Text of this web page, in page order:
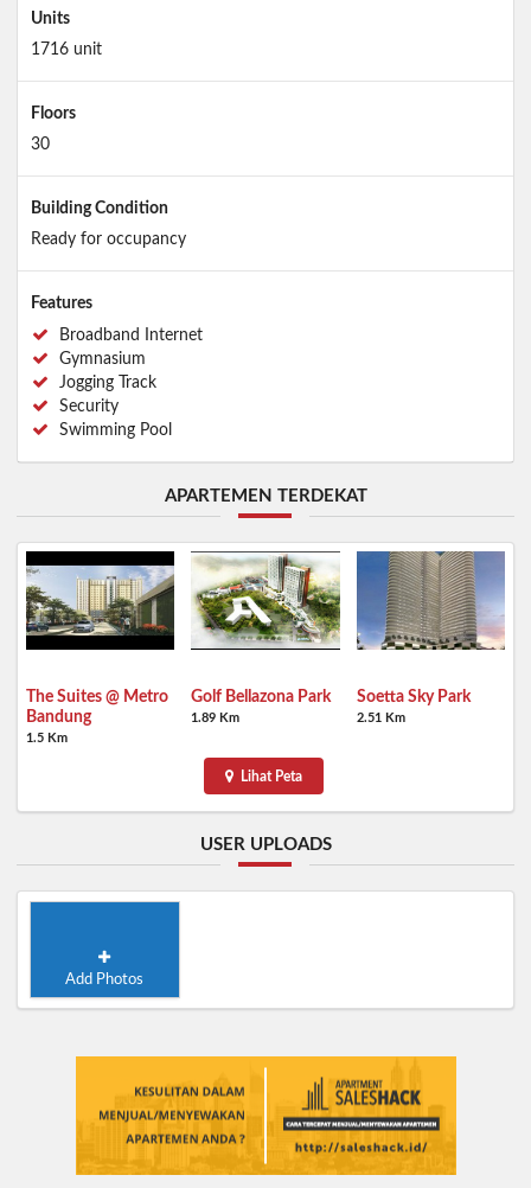
Units
1716 unit
Floors
30
Building Condition
Ready for occupancy
Features
Broadband Internet
Gymnasium
Jogging Track
Security
Swimming Pool
APARTEMEN TERDEKAT
The Suites @ Metro
Bandung
1.5 Km
Golf Bellazona Park
1.89 Km
Soetta Sky Park
2.51 Km
Lihat Peta
USER UPLOADS
Add Photos